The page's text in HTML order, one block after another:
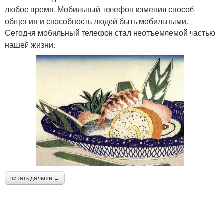
любое время. Мобильный телефон изменил способ
общения и способность людей быть мобильными.
Сегодня мобильный телефон стал неотъемлемой частью
нашей жизни.
читать дальше →